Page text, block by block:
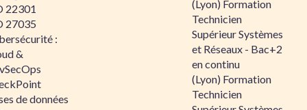
22301
27035
:
&
de données
(Lyon) Formation
Technicien
Supérieur Systèmes
et Réseaux - Bac+2
en continu
(Lyon) Formation
Technicien